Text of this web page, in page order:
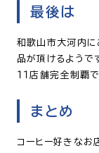
最後は
和歌山市大河内に
品が頂けるようで
１１店舗完全制覇で
まとめ
コーヒー好きなお